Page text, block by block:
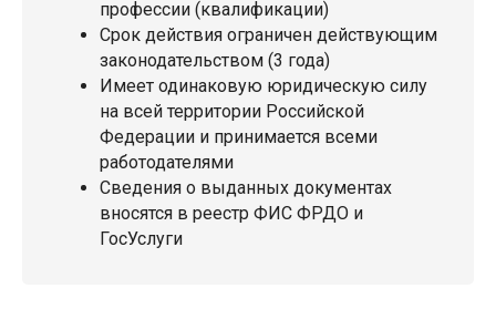
профессии (квалификации)
Срок действия ограничен действующим
законодательством (3 года)
Имеет одинаковую юридическую силу
на всей территории Российской
Федерации и принимается всеми
работодателями
Сведения о выданных документах
вносятся в реестр ФИС ФРДО и
ГосУслуги